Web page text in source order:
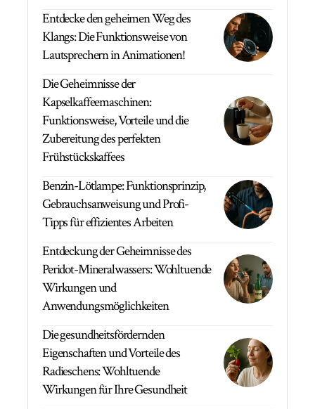
Entdecke den geheimen Weg des
Klangs: Die Funktionsweise von
Lautsprechern in Animationen!
Die Geheimnisse der
Kapselkaffeemaschinen:
Funktionsweise, Vorteile und die
Zubereitung des perfekten
Frühstückskaffees
Benzin-Lötlampe: Funktionsprinzip,
Gebrauchsanweisung und Profi-
Tipps für effizientes Arbeiten
Entdeckung der Geheimnisse des
Peridot-Mineralwassers: Wohltuende
Wirkungen und
Anwendungsmöglichkeiten
Die gesundheitsfördernden
Eigenschaften und Vorteile des
Radieschens: Wohltuende
Wirkungen für Ihre Gesundheit